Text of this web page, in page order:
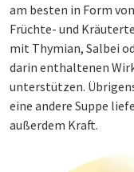
am besten in Form
Früchte- und
mit Thymian, Salbei
darin enthaltenen
unterstützen.
eine andere Suppe
außerdem Kraft.